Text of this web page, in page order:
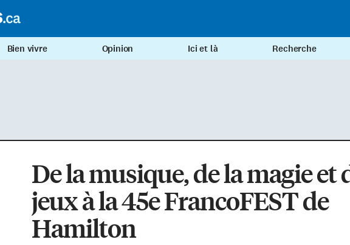
Bien vivre Opinion Ici et là Recherche
De la musique, de la magie et
jeux à la 45e FrancoFEST de
Hamilton